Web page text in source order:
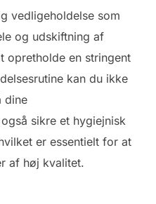
vedligeholdelse som
og udskiftning af
opretholde en stringent
kan du ikke
dine
sikre et hygiejnisk
er essentielt for at
af høj kvalitet.